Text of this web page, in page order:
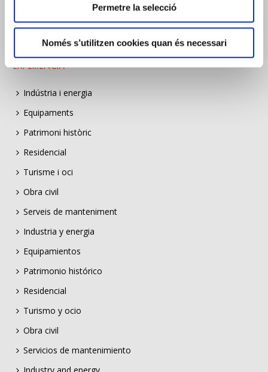
Permetre la selecció
Només s’utilitzen cookies quan és necessari
EXPERIÈNCIA
Indústria i energia
Equipaments
Patrimoni històric
Residencial
Turisme i oci
Obra civil
Serveis de manteniment
Industria y energia
Equipamientos
Patrimonio histórico
Residencial
Turismo y ocio
Obra civil
Servicios de mantenimiento